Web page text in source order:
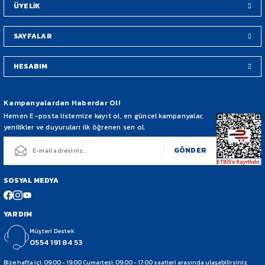
ÜYELİK
SAYFALAR
HESABIM
Kampanyalardan Haberdar Ol!
Hemen E-posta listemize kayıt ol, en güncel kampanyalar,
yenilikler ve duyuruları ilk öğrenen sen ol.
GÖNDER
SOSYAL MEDYA
YARDIM
Müşteri Destek
0554 191 84 53
Bize hafta içi: 09:00 - 19:00 Cumartesi: 09:00 - 17:00 saatleri arasında ulaşabilirsiniz.